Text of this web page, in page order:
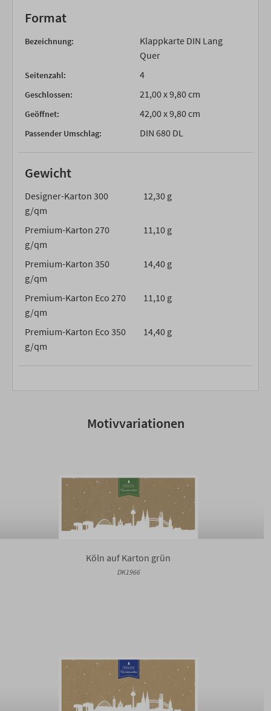
Format
Bezeichnung:
Klappkarte DIN Lang
Quer
Seitenzahl: 4
Geschlossen: 21,00 x 9,80 cm
Geöffnet: 42,00 x 9,80 cm
Passender Umschlag: DIN 680 DL
Gewicht
Designer-Karton 300
g/qm
12,30 g
Premium-Karton 270
g/qm
11,10 g
Premium-Karton 350
g/qm
14,40 g
Premium-Karton Eco 270
g/qm
11,10 g
Premium-Karton Eco 350
g/qm
14,40 g
Motivvariationen
Köln auf Karton grün
DK1966